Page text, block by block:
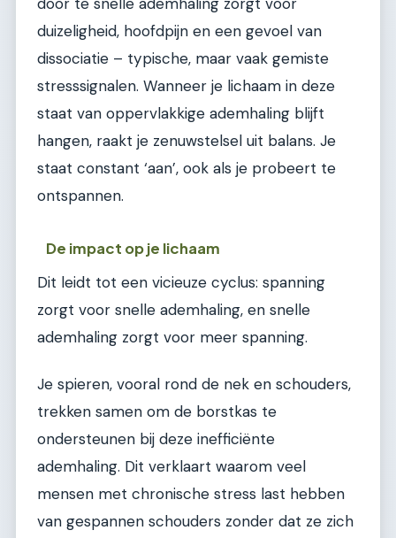
duizeligheid, hoofdpijn en een gevoel van
dissociatie – typische, maar vaak gemiste
stresssignalen. Wanneer je lichaam in deze
staat van oppervlakkige ademhaling blijft
hangen, raakt je zenuwstelsel uit balans. Je
staat constant ‘aan’, ook als je probeert te
ontspannen.
De impact op je lichaam
Dit leidt tot een vicieuze cyclus: spanning
zorgt voor snelle ademhaling, en snelle
ademhaling zorgt voor meer spanning.
Je spieren, vooral rond de nek en schouders,
trekken samen om de borstkas te
ondersteunen bij deze inefficiënte
ademhaling. Dit verklaart waarom veel
mensen met chronische stress last hebben
van gespannen schouders zonder dat ze zich